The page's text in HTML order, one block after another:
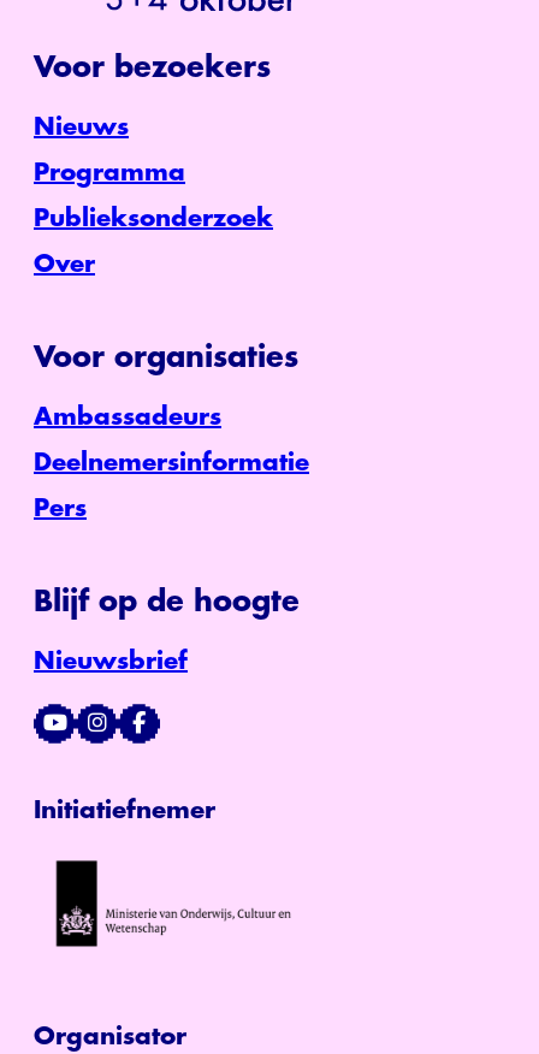
Voor bezoekers
Nieuws
Programma
Publieksonderzoek
Over
Voor organisaties
Ambassadeurs
Deelnemersinformatie
Pers
Blijf op de hoogte
Nieuwsbrief
Initiatiefnemer
Organisator